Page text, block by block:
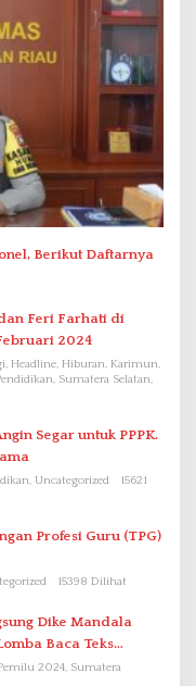
Berikut Daftarnya
Feri Farhati di
2024
Headline, Hiburan, Karimun,
Sumatera Selatan,
Segar untuk PPPK.
Uncategorized
15621
Profesi Guru (TPG)
15398 Dilihat
Baca Teks
2024, Sumatera